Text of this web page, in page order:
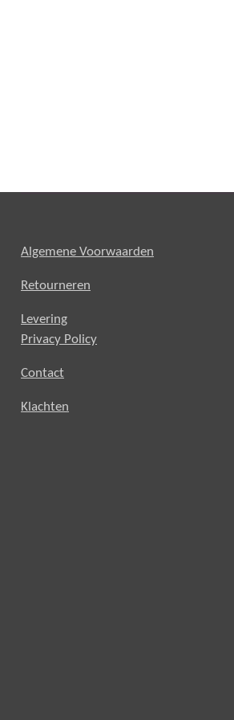
Algemene Voorwaarden
Retourneren
Levering
Privacy Policy
Contact
Klachten